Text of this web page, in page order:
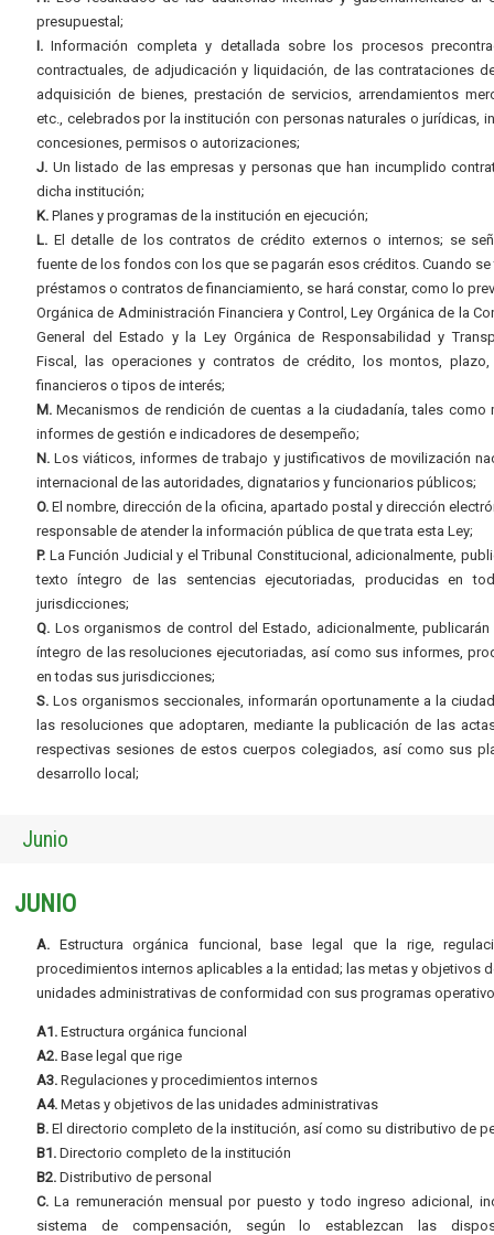
presupuestal;
I. Información completa y detallada sobre los procesos
contractuales, de adjudicación y liquidación, de las contrataciones
adquisición de bienes, prestación de servicios, arrendamientos
etc., celebrados por la institución con personas naturales o jurídicas,
concesiones, permisos o autorizaciones;
J. Un listado de las empresas y personas que han incumplido
dicha institución;
K. Planes y programas de la institución en ejecución;
L. El detalle de los contratos de crédito externos o internos; se
fuente de los fondos con los que se pagarán esos créditos. Cuando se
préstamos o contratos de financiamiento, se hará constar, como lo
Orgánica de Administración Financiera y Control, Ley Orgánica de la
General del Estado y la Ley Orgánica de Responsabilidad y
Fiscal, las operaciones y contratos de crédito, los montos,
financieros o tipos de interés;
M. Mecanismos de rendición de cuentas a la ciudadanía, tales como
informes de gestión e indicadores de desempeño;
N. Los viáticos, informes de trabajo y justificativos de movilización
internacional de las autoridades, dignatarios y funcionarios públicos;
O. El nombre, dirección de la oficina, apartado postal y dirección
responsable de atender la información pública de que trata esta Ley;
P. La Función Judicial y el Tribunal Constitucional, adicionalmente,
texto íntegro de las sentencias ejecutoriadas, producidas en
jurisdicciones;
Q. Los organismos de control del Estado, adicionalmente, publicarán
íntegro de las resoluciones ejecutoriadas, así como sus informes,
en todas sus jurisdicciones;
S. Los organismos seccionales, informarán oportunamente a la
las resoluciones que adoptaren, mediante la publicación de las
respectivas sesiones de estos cuerpos colegiados, así como sus
desarrollo local;
Junio
JUNIO
A. Estructura orgánica funcional, base legal que la rige,
procedimientos internos aplicables a la entidad; las metas y objetivos
unidades administrativas de conformidad con sus programas
A1. Estructura orgánica funcional
A2. Base legal que rige
A3. Regulaciones y procedimientos internos
A4. Metas y objetivos de las unidades administrativas
B. El directorio completo de la institución, así como su distributivo de
B1. Directorio completo de la institución
B2. Distributivo de personal
C. La remuneración mensual por puesto y todo ingreso adicional,
sistema de compensación, según lo establezcan las